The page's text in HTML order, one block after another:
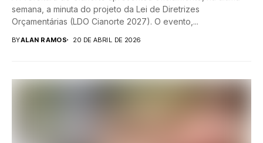
semana, a minuta do projeto da Lei de Diretrizes
Orçamentárias (LDO Cianorte 2027). O evento,...
BYALAN RAMOS 20 DE ABRIL DE 2026